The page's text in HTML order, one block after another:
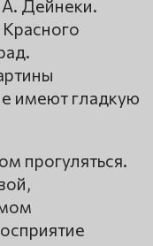
Дейнеки.
имеют гладкую
прогуляться.